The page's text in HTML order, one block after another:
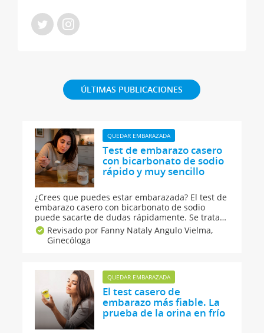
ÚLTIMAS PUBLICACIONES
QUEDAR EMBARAZADA
Test de embarazo casero
con bicarbonato de sodio
rápido y muy sencillo
¿Crees que puedes estar embarazada? El test de
embarazo casero con bicarbonato de sodio
puede sacarte de dudas rápidamente. Se trata
de una prueba para saber si estás embarazada
que puedes hacer en casa con bicarbonato de
forma muy sencilla y que además te ayudará a
Revisado por Fanny Nataly Angulo Vielma,
Ginecóloga
QUEDAR EMBARAZADA
El test casero de
embarazo más fiable. La
prueba de la orina en frío